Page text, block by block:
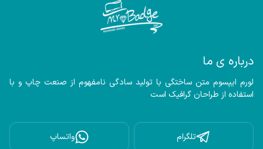
درباره ی ما
استفاده از طراحان گرافیک است
تلگرام واتساپ